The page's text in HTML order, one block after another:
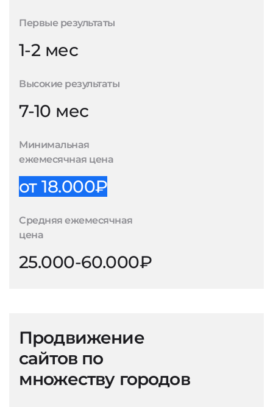
Первые результаты
1-2 мес
Высокие результаты
7-10 мес
Минимальная
ежемесячная цена
от 18.000₽
Средняя ежемесячная
цена
25.000-60.000₽
Продвижение
сайтов по
множеству городов